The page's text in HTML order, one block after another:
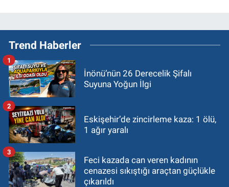
Trend Haberler
İnönü’nün 26 Derecelik Şifalı
Suyuna Yoğun İlgi
1
Eskişehir’de zincirleme kaza: 1 ölü,
1 ağır yaralı
2
Feci kazada can veren kadının
cenazesi sıkıştığı araçtan güçlükle
çıkarıldı
3